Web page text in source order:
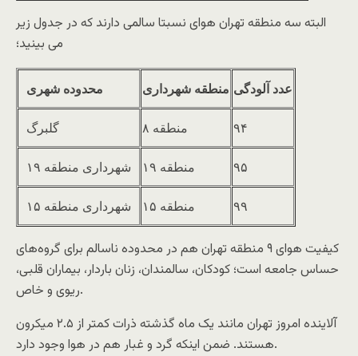
البته سه منطقه تهران هوای نسبتا سالمی دارند که در جدول زیر
محدوده شهری منطقه شهرداری عدد آلودگی
گلبرگ منطقه ۸ ۹۴
شهرداری منطقه ۱۹ منطقه ۱۹ ۹۵
شهرداری منطقه ۱۵ منطقه ۱۵ ۹۹
کیفیت هوای ۹ منطقه تهران هم در محدوده ناسالم برای گروه‌های
حساس جامعه است؛ کودکان، سالمندان، زنان باردار، بیماران قلبی،
ریوی و خاص.
آلاینده امروز تهران مانند یک ماه گذشته ذرات کمتر از ۲.۵ میکرون
هستند. ضمن اینکه گرد و غبار هم در هوا وجود دارد.